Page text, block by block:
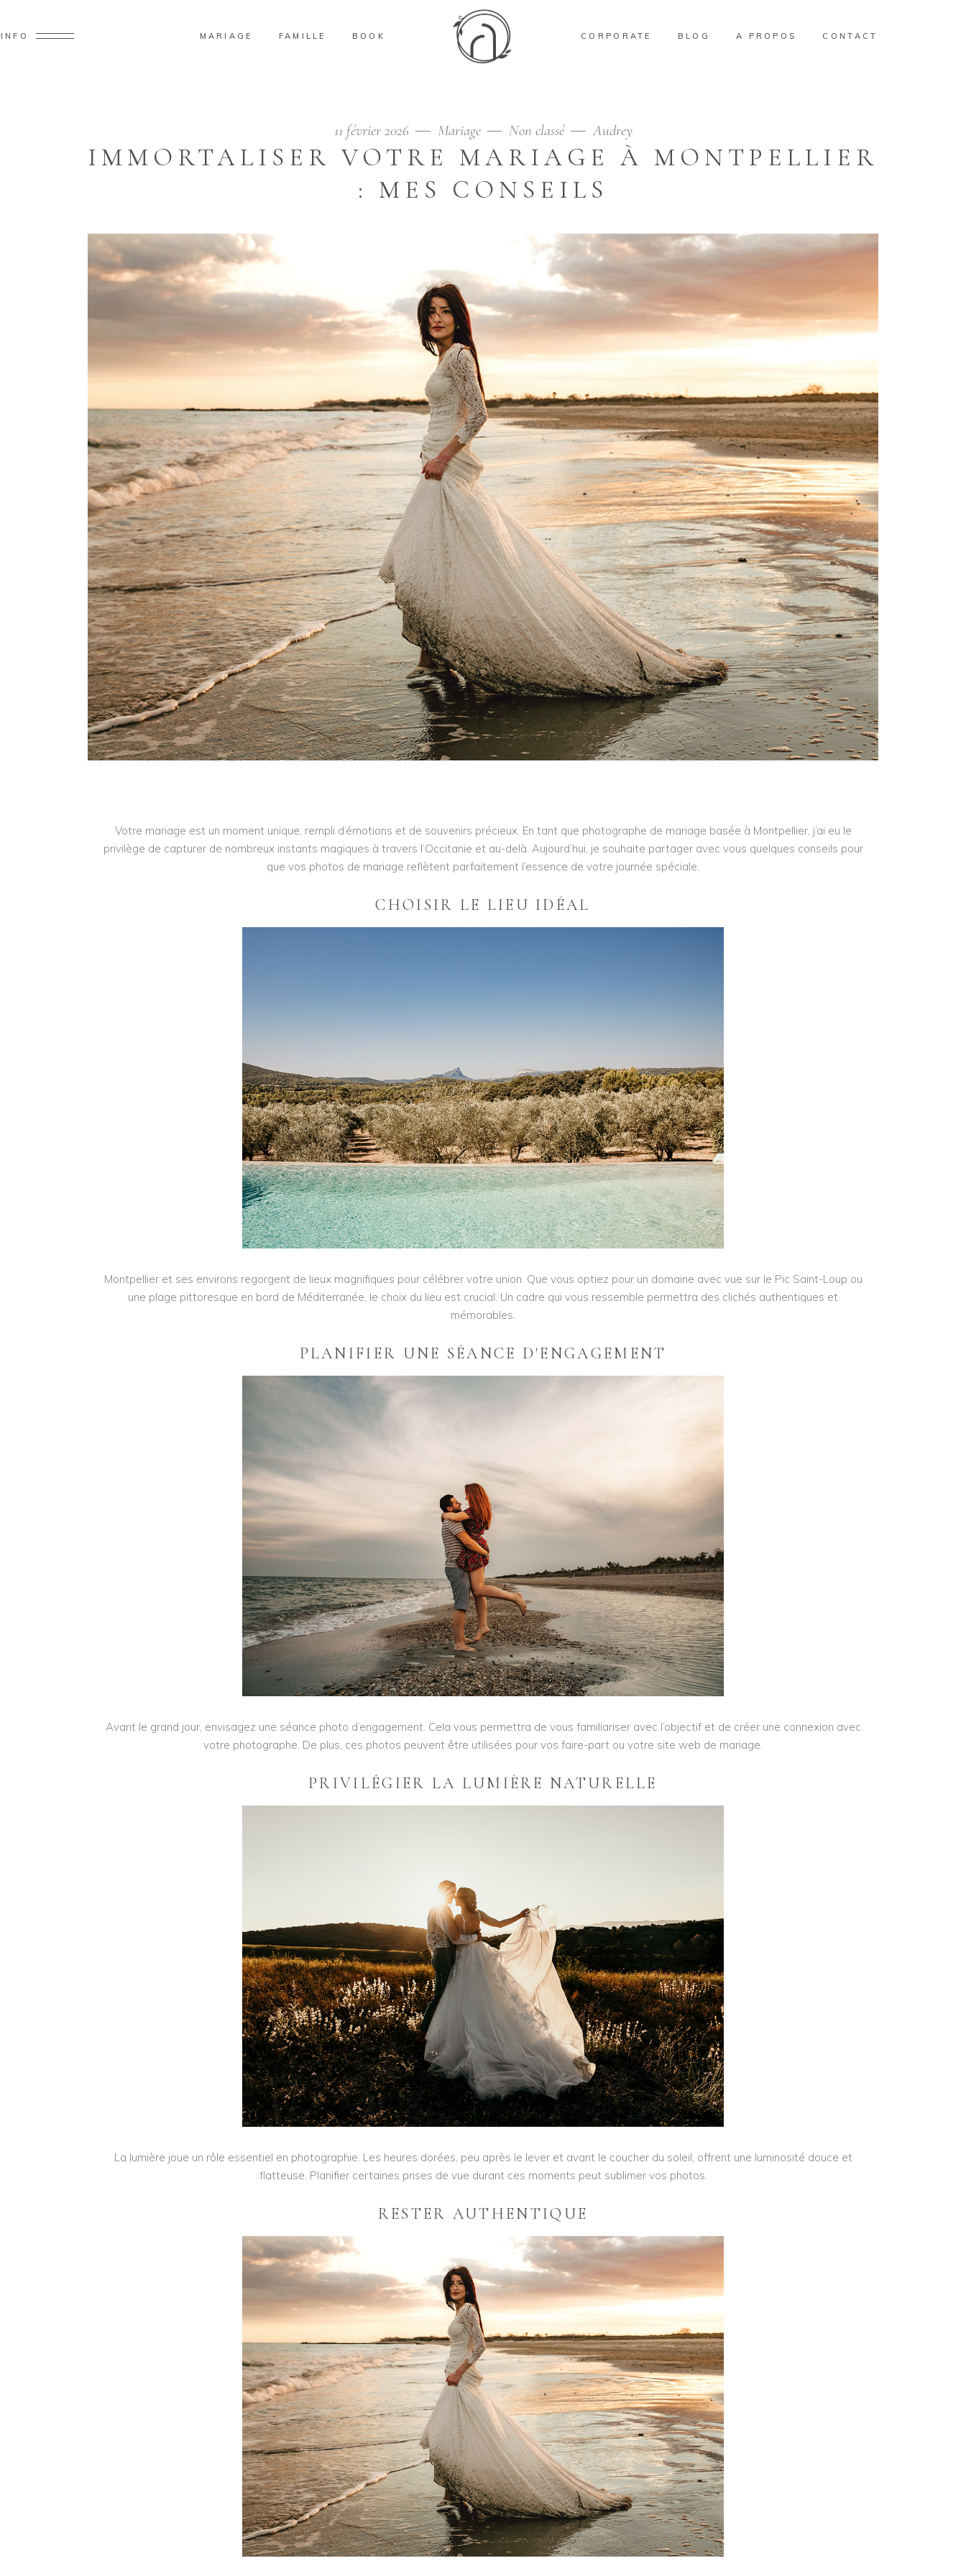
INFO MARIAGE FAMILLE BOOK CORPORATE BLOG A PROPOS CONTACT
11 février 2026 Mariage Non classé Audrey
IMMORTALISER VOTRE MARIAGE À MONTPELLIER
: MES CONSEILS
Votre mariage est un moment unique, rempli d’émotions et de souvenirs précieux. En tant que photographe de mariage basée à Montpellier, j’ai eu le
privilège de capturer de nombreux instants magiques à travers l’Occitanie et au-delà. Aujourd’hui, je souhaite partager avec vous quelques conseils pour
que vos photos de mariage reflètent parfaitement l’essence de votre journée spéciale.
CHOISIR LE LIEU IDÉAL
Montpellier et ses environs regorgent de lieux magnifiques pour célébrer votre union. Que vous optiez pour un domaine avec vue sur le Pic Saint-Loup ou
une plage pittoresque en bord de Méditerranée, le choix du lieu est crucial. Un cadre qui vous ressemble permettra des clichés authentiques et
mémorables.
PLANIFIER UNE SÉANCE D'ENGAGEMENT
Avant le grand jour, envisagez une séance photo d’engagement. Cela vous permettra de vous familiariser avec l’objectif et de créer une connexion avec
votre photographe. De plus, ces photos peuvent être utilisées pour vos faire-part ou votre site web de mariage.
PRIVILÉGIER LA LUMIÈRE NATURELLE
La lumière joue un rôle essentiel en photographie. Les heures dorées, peu après le lever et avant le coucher du soleil, offrent une luminosité douce et
flatteuse. Planifier certaines prises de vue durant ces moments peut sublimer vos photos.
RESTER AUTHENTIQUE